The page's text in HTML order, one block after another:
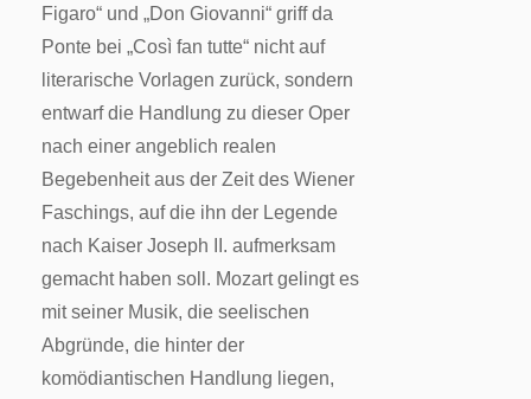
Figaro“ und „Don Giovanni“ griff da
Ponte bei „Così fan tutte“ nicht auf
literarische Vorlagen zurück, sondern
entwarf die Handlung zu dieser Oper
nach einer angeblich realen
Begebenheit aus der Zeit des Wiener
Faschings, auf die ihn der Legende
nach Kaiser Joseph II. aufmerksam
gemacht haben soll. Mozart gelingt es
mit seiner Musik, die seelischen
Abgründe, die hinter der
komödiantischen Handlung liegen,